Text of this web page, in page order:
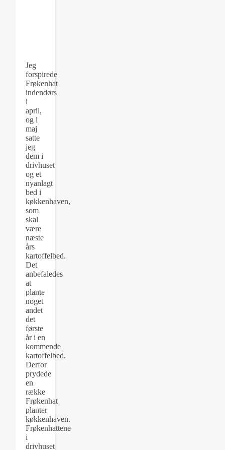
Jeg
forspirede
Frøkenhat
indendørs
i
april,
og i
maj
satte
jeg
dem i
drivhuset
og et
nyanlagt
bed i
køkkenhaven,
som
skal
være
næste
års
kartoffelbed.
Det
anbefaledes
at
plante
noget
andet
det
første
år i en
kommende
kartoffelbed.
Derfor
prydede
en
række
Frøkenhat
planter
køkkenhaven.
Frøkenhattene
i
drivhuset